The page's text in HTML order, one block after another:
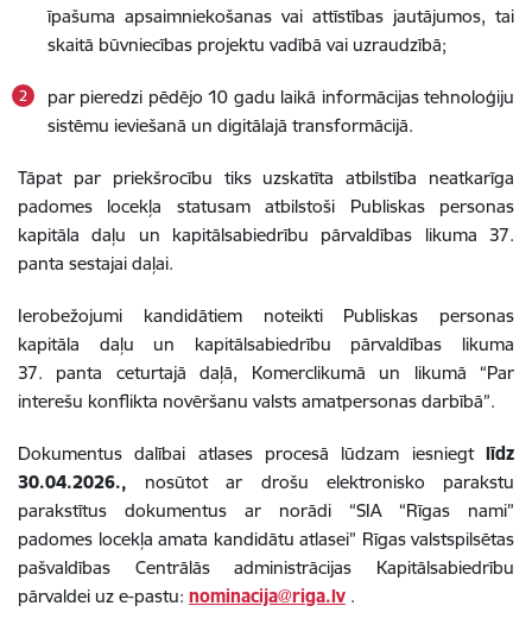
īpašuma apsaimniekošanas vai attīstības jautājumos, tai
skaitā būvniecības projektu vadībā vai uzraudzībā;
par pieredzi pēdējo 10 gadu laikā informācijas tehnoloģiju
sistēmu ieviešanā un digitālajā transformācijā.
Tāpat par priekšrocību tiks uzskatīta atbilstība neatkarīga
padomes locekļa statusam atbilstoši Publiskas personas
kapitāla daļu un kapitālsabiedrību pārvaldības likuma 37.
panta sestajai daļai.
Ierobežojumi kandidātiem noteikti Publiskas personas
kapitāla daļu un kapitālsabiedrību pārvaldības likuma
37. panta ceturtajā daļā, Komerclikumā un likumā “Par
interešu konflikta novēršanu valsts amatpersonas darbībā”.
Dokumentus dalībai atlases procesā lūdzam iesniegt līdz
30.04.2026., nosūtot ar drošu elektronisko parakstu
parakstītus dokumentus ar norādi “SIA “Rīgas nami”
padomes locekļa amata kandidātu atlasei” Rīgas valstspilsētas
pašvaldības Centrālās administrācijas Kapitālsabiedrību
pārvaldei uz e-pastu: nominacija@riga.lv .